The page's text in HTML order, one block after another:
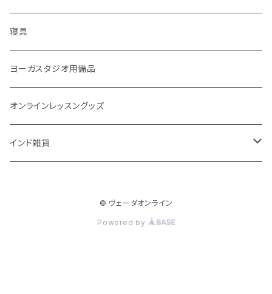
ブランケット
アイドロップ
点鼻オイル
女性ケア
男性ケア
誕生時間選定
大まかな誕生時間
誕生時間不明
ヤジニャ / 宝石 / マントラ / 名付け
吉日選定
こたつ・こたつ用品
寝具
ヨーガスタジオ用備品
オンラインレッスングッズ
インド雑貨
© ヴェーダオンライン
Powered by